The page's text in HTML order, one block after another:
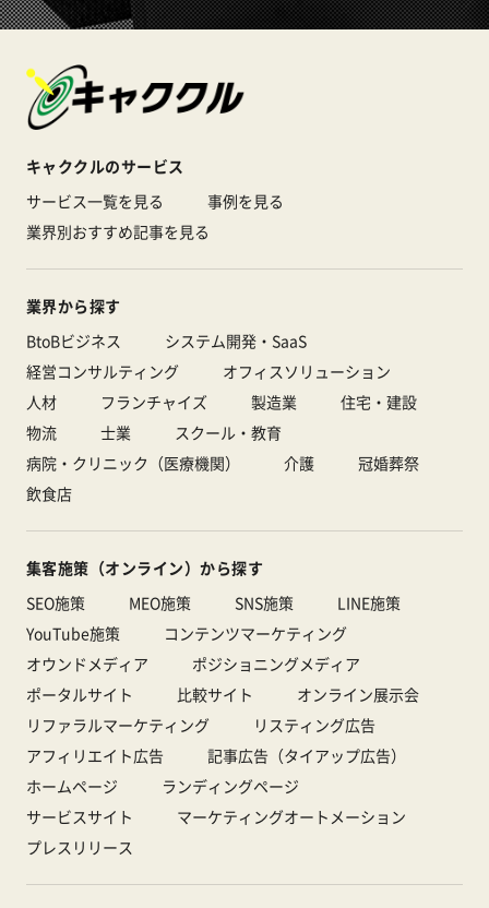
キャククルのサービス
サービス一覧を見る
事例を見る
業界別おすすめ記事を見る
業界から探す
BtoBビジネス
システム開発・SaaS
経営コンサルティング
オフィスソリューション
人材
フランチャイズ 製造業
住宅・建設
物流
士業
スクール・教育
病院・クリニック（医療機関）
介護
冠婚葬祭
飲食店
集客施策（オンライン）から探す
SEO施策
MEO施策 SNS施策
LINE施策
YouTube施策
コンテンツマーケティング
オウンドメディア
ポジショニングメディア
ポータルサイト
比較サイト
オンライン展示会
リファラルマーケティング
リスティング広告
アフィリエイト広告
記事広告（タイアップ広告）
ホームページ
ランディングページ
サービスサイト
マーケティングオートメーション
プレスリリース